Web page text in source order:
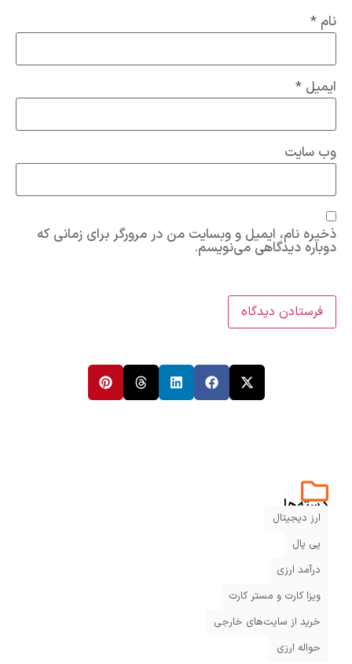
نام *
ایمیل *
وب‌ سایت
ذخیره نام، ایمیل و وبسایت من در مرورگر برای زمانی که
دوباره دیدگاهی می‌نویسم.
دسته‌ها
ارز دیجیتال
پی پال
درآمد ارزی
ویزا کارت و مستر کارت
خرید از سایت‌های خارجی
حواله ارزی